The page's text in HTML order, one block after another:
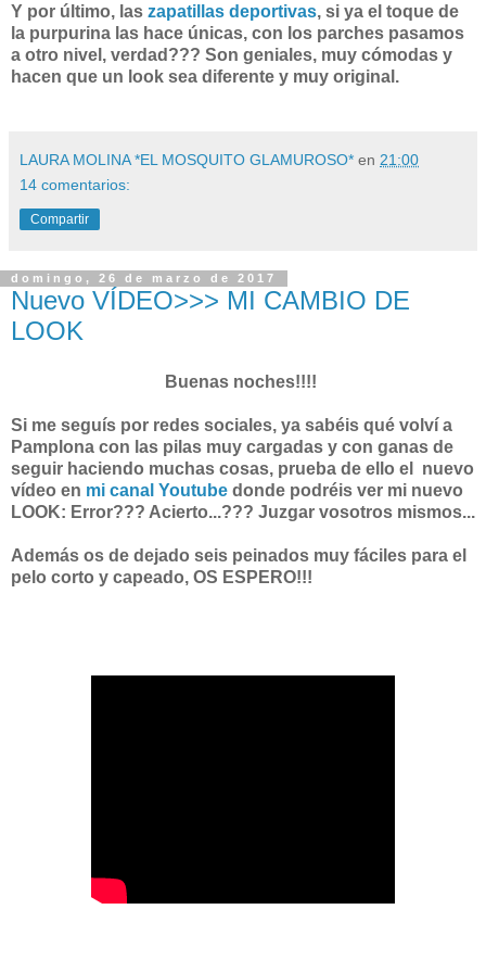
Y por último, las zapatillas deportivas, si ya el toque de
la purpurina las hace únicas, con los parches pasamos
a otro nivel, verdad??? Son geniales, muy cómodas y
hacen que un look sea diferente y muy original.
LAURA MOLINA *EL MOSQUITO GLAMUROSO* en 21:00
14 comentarios:
Compartir
domingo, 26 de marzo de 2017
Nuevo VÍDEO>>> MI CAMBIO DE
LOOK
Buenas noches!!!!
Si me seguís por redes sociales, ya sabéis qué volví a
Pamplona con las pilas muy cargadas y con ganas de
seguir haciendo muchas cosas, prueba de ello el
nuevo
vídeo en mi canal Youtube donde podréis ver mi nuevo
LOOK: Error??? Acierto...??? Juzgar vosotros mismos...
Además os de dejado seis peinados muy fáciles para el
pelo corto y capeado, OS ESPERO!!!